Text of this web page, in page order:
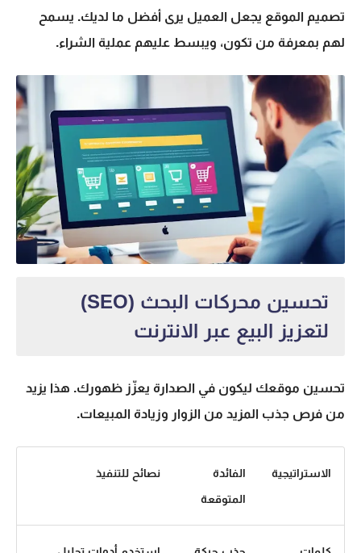
تصميم الموقع يجعل العميل يرى أفضل ما لديك. يسمح
لهم بمعرفة من تكون، ويبسط عليهم عملية الشراء.
تحسين محركات البحث (SEO)
لتعزيز البيع عبر الانترنت
تحسين موقعك ليكون في الصدارة يعزّز ظهورك. هذا يزيد
من فرص جذب المزيد من الزوار وزيادة المبيعات.
الاستراتيجية
الفائدة
المتوقعة
نصائح للتنفيذ